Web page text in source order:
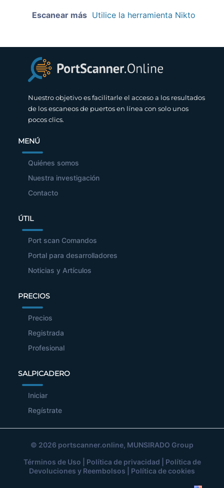
Escanear más Utilice la herramienta Nikto
Nuestro objetivo es facilitarle el acceso a los resultados
de los escaneos de puertos en línea con solo unos
pocos clics.
MENÚ
Quiénes somos
Nuestra investigación
Contacto
ÚTIL
Port scan Comandos
Portal para desarrolladores
Noticias y Artículos
PRECIOS
Precios
Registrada
Profesional
SALPICADERO
Iniciar
Regístrate
© 2026 portscanner.online, MUNSIRADO Group
Términos de Uso
Política de privacidad
Política de
Devoluciones y Reembolsos
Política de cookies